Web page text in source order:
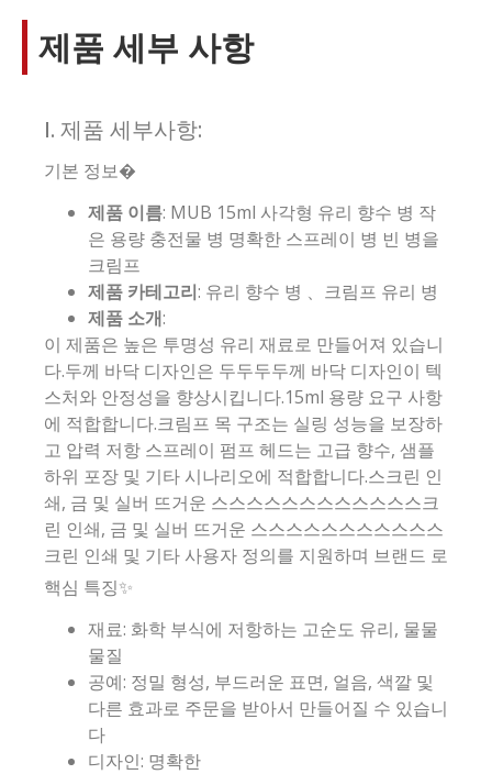
제품 세부 사항
I. 제품 세부사항:
기본 정보�
제품 이름: MUB 15ml 사각형 유리 향수 병 작
은 용량 충전물 병 명확한 스프레이 병 빈 병을
크림프
제품 카테고리: 유리 향수 병 、크림프 유리 병
제품 소개:
이 제품은 높은 투명성 유리 재료로 만들어져 있습니
다.두께 바닥 디자인은 두두두두께 바닥 디자인이 텍
스처와 안정성을 향상시킵니다.15ml 용량 요구 사항
에 적합합니다.크림프 목 구조는 실링 성능을 보장하
고 압력 저항 스프레이 펌프 헤드는 고급 향수, 샘플
하위 포장 및 기타 시나리오에 적합합니다.스크린 인
쇄, 금 및 실버 뜨거운 스스스스스스스스스스스스크
린 인쇄, 금 및 실버 뜨거운 스스스스스스스스스스스
크린 인쇄 및 기타 사용자 정의를 지원하며 브랜드 로
핵심 특징✨
재료: 화학 부식에 저항하는 고순도 유리, 물물
물질
공예: 정밀 형성, 부드러운 표면, 얼음, 색깔 및
다른 효과로 주문을 받아서 만들어질 수 있습니
다
디자인: 명확한